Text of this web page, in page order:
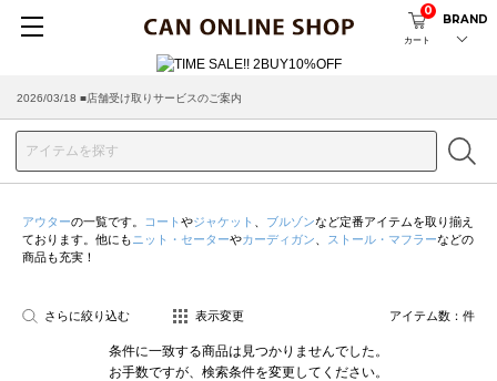
カート
0
BRAND
2026/03/18 ■店舗受け取りサービスのご案内
アウターの一覧です。 コート やジャケット ブルゾンなど定番アイテムを取り揃え
ております。他にも ニット・セーターやカーディガン ストール・マフラーなどの
商品も充実！
さらに絞り込む 表示変更 アイテム数： 件
条件に一致する商品は見つかりませんでした。
お手数ですが、検索条件を変更してください。